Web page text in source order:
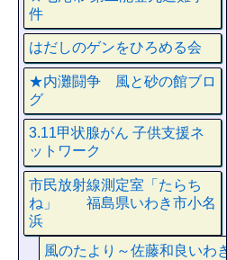
件
はだしのゲンをひろめる会
★内灘闘争 風と砂の館ブロ
グ
3.11甲状腺がん 子供支援ネ
ットワーク
市民放射線測定室「たらち
ね」 福島県いわき市小名
浜
風のたより～佐藤和良いわき